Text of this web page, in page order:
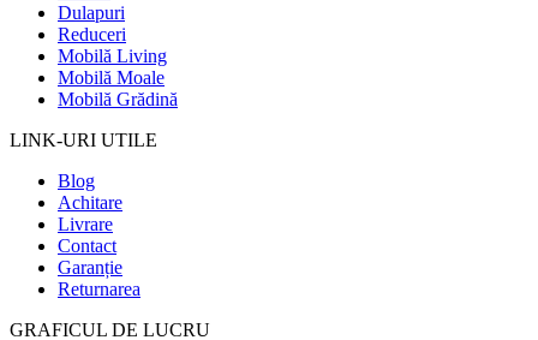
Dulapuri
Reduceri
Mobilă Living
Mobilă Moale
Mobilă Grădină
LINK-URI UTILE
Blog
Achitare
Livrare
Contact
Garanție
Returnarea
GRAFICUL DE LUCRU